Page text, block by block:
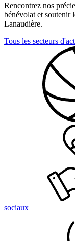
Rencontrez nos
bénévolat et soutenir
Lanaudière.
Tous les secteurs
sociaux